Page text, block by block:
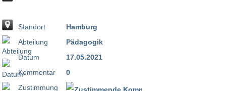
Standort
Abteilung
Datum
Kommentar
Zustimmung
Hamburg
Pädagogik
17.05.2021
0